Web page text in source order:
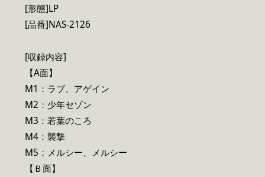
[形態]LP
[品番]NAS-2126
[収録内容]
【A面】
M1：ラブ、アゲイン
M2：少年セゾン
M3：若葉のころ
M4：襲撃
M5：メルシー、メルシー
【Ｂ面】